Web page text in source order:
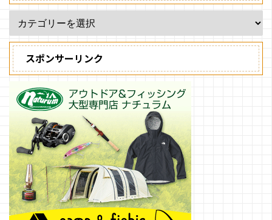
スポンサーリンク